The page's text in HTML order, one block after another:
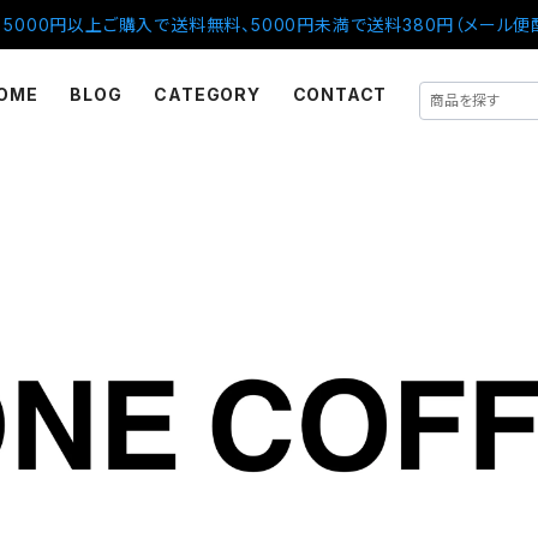
5000円以上ご購入で送料無料、5000円未満で送料380円（メール便
BLOG CATEGORY CONTACT